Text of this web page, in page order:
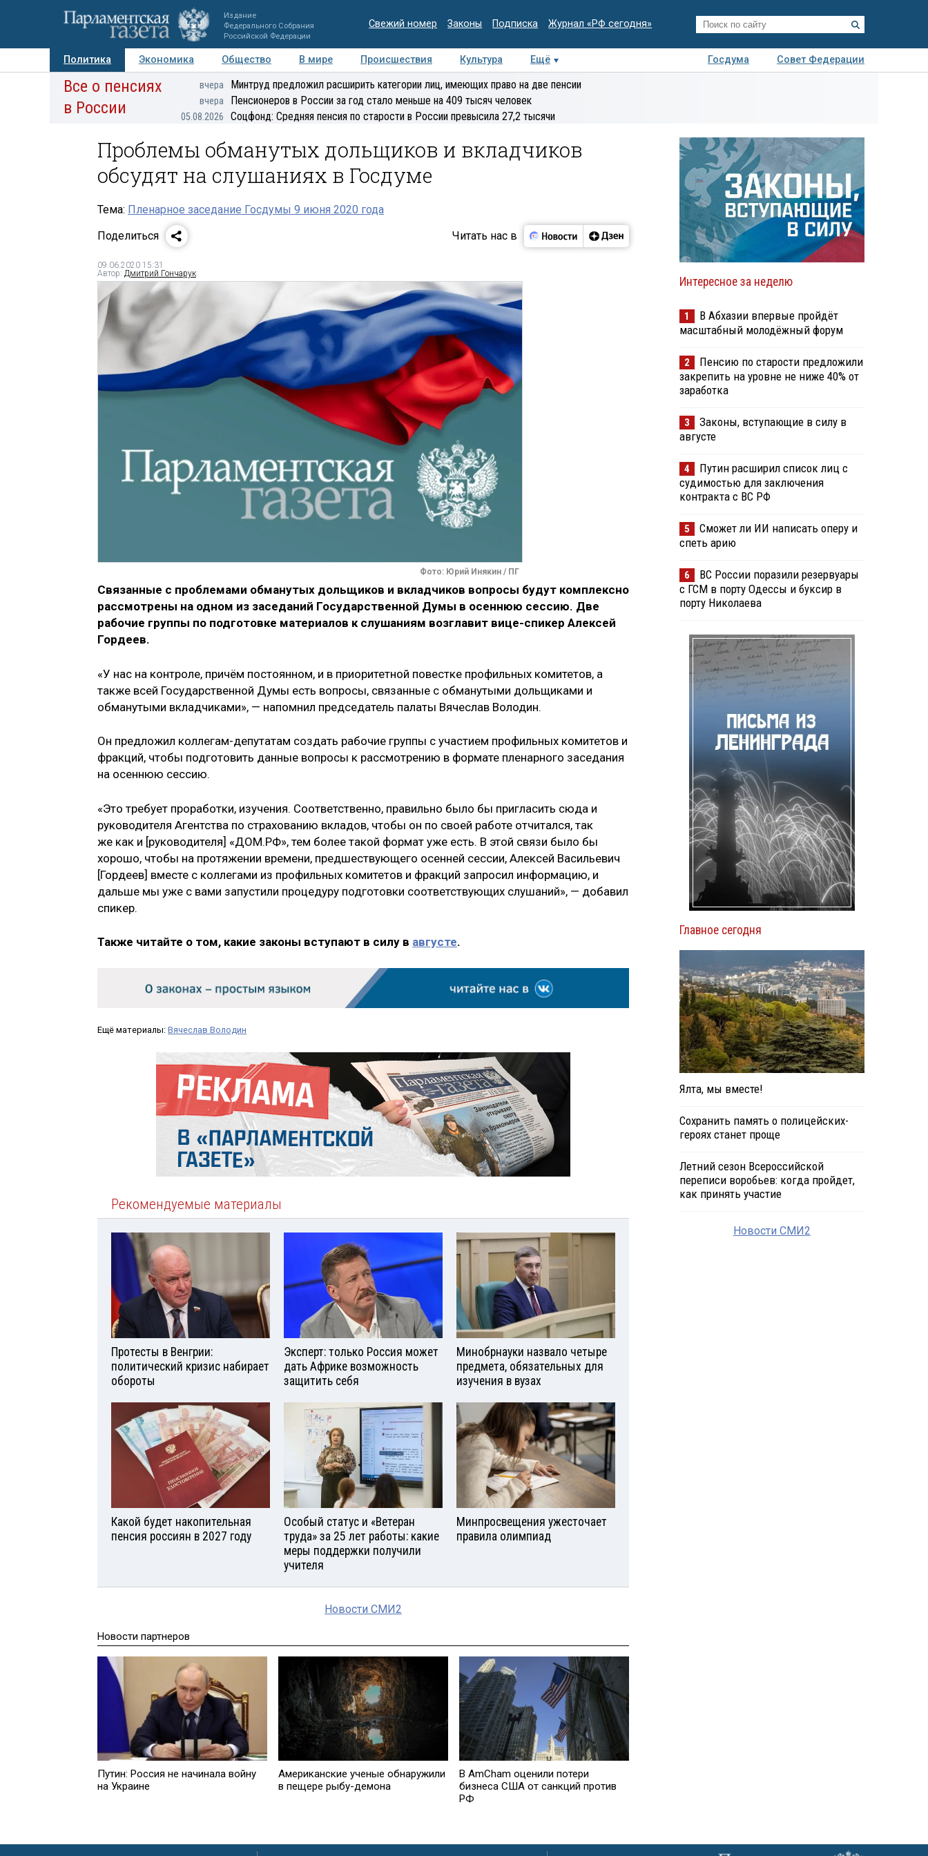
Издание
Федерального Собрания
Российской Федерации
Свежий номер Законы Подписка Журнал «РФ сегодня»
Политика Экономика Общество В мире Происшествия Культура Ещё Госдума
Совет Федерации
Авторы Персоны Мнения Регионы Медиацентр Интервью Колумнисты
Деловая
Все о пенсиях
в России
вчера Минтруд предложил расширить категории лиц, имеющих право на две пенсии
вчера Пенсионеров в России за год стало меньше на 409 тысяч человек
05.08.2026 Соцфонд: Средняя пенсия по старости в России превысила 27,2 тысячи
Проблемы обманутых дольщиков и вкладчиков
обсудят на слушаниях в Госдуме
Тема: Пленарное заседание Госдумы 9 июня 2020 года
Поделиться
Читать нас в
09.06.2020 15:31
Автор: Дмитрий Гончарук
Фото: Юрий Инякин / ПГ
Связанные с проблемами обманутых дольщиков и вкладчиков вопросы будут комплексно
рассмотрены на одном из заседаний Государственной Думы в осеннюю сессию. Две
рабочие группы по подготовке материалов к слушаниям возглавит вице-спикер Алексей
Гордеев.
«У нас на контроле, причём постоянном, и в приоритетной повестке профильных комитетов, а
также всей Государственной Думы есть вопросы, связанные с обманутыми дольщиками и
обманутыми вкладчиками», — напомнил председатель палаты Вячеслав Володин.
Он предложил коллегам-депутатам создать рабочие группы с участием профильных комитетов и
фракций, чтобы подготовить данные вопросы к рассмотрению в формате пленарного заседания
на осеннюю сессию.
«Это требует проработки, изучения. Соответственно, правильно было бы пригласить сюда и
руководителя Агентства по страхованию вкладов, чтобы он по своей работе отчитался, так
же как и [руководителя] «ДОМ.РФ», тем более такой формат уже есть. В этой связи было бы
хорошо, чтобы на протяжении времени, предшествующего осенней сессии, Алексей Васильевич
[Гордеев] вместе с коллегами из профильных комитетов и фракций запросил информацию, и
дальше мы уже с вами запустили процедуру подготовки соответствующих слушаний», — добавил
спикер.
Также читайте о том, какие законы вступают в силу в августе.
Ещё материалы: Вячеслав Володин
Рекомендуемые материалы
Протесты в Венгрии:
политический кризис набирает
обороты
Эксперт: только Россия может
дать Африке возможность
защитить себя
Минобрнауки назвало четыре
предмета, обязательных для
изучения в вузах
Какой будет накопительная
пенсия россиян в 2027 году
Особый статус и «Ветеран
труда» за 25 лет работы: какие
меры поддержки получили
учителя
Минпросвещения ужесточает
правила олимпиад
Новости СМИ2
Новости партнеров
Путин: Россия не начинала войну
на Украине
Американские ученые обнаружили
в пещере рыбу-демона
В AmCham оценили потери
бизнеса США от санкций против
РФ
Интересное за неделю
1
В Абхазии впервые пройдёт
масштабный молодёжный форум
2
Пенсию по старости предложили
закрепить на уровне не ниже 40% от
заработка
3
Законы, вступающие в силу в
августе
4
Путин расширил список лиц с
судимостью для заключения
контракта с ВС РФ
5
Сможет ли ИИ написать оперу и
спеть арию
6
ВС России поразили резервуары
с ГСМ в порту Одессы и буксир в
порту Николаева
Главное сегодня
Ялта, мы вместе!
Сохранить память о полицейских-
героях станет проще
Летний сезон Всероссийской
переписи воробьев: когда пройдет,
как принять участие
Новости СМИ2